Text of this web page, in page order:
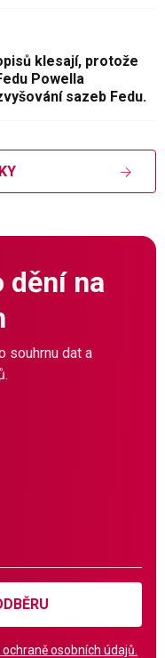
klesají, protože
Powella
sazeb Fedu.
dění na
souhrnu dat a
osobních údajů.